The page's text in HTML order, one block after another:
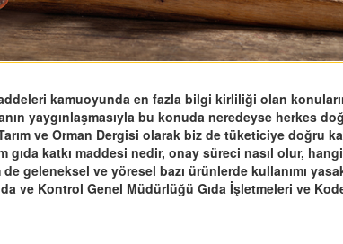
kamuoyunda en fazla bilgi kirliliği olan
yaygınlaşmasıyla bu konuda neredeyse herkes
ve Orman Dergisi olarak biz de tüketiciye doğru
gıda katkı maddesi nedir, onay süreci nasıl olur,
de geleneksel ve yöresel bazı ürünlerde kullanımı
ve Kontrol Genel Müdürlüğü Gıda İşletmeleri ve